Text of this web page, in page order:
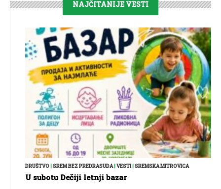
NAJČITANIJE VESTI
DRUŠTVO|SREM BEZ PREDRASUDA|VESTI|SREMSKA MITROVICA
U subotu Dečiji letnji bazar